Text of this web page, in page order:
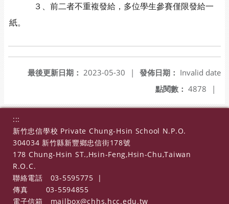
３、前二者不重複發給，多位學生參賽僅限發給一
紙。
發佈日期： Invalid date
最後更新日期： 2023-05-30
|
點閱數： 4878 |
:::
新竹忠信學校 Private Chung-Hsin School N.P.O.
304034 新竹縣新豐鄉忠信街178號
178 Chung-Hsin ST.,Hsin-Feng,Hsin-Chu,Taiwan
R.O.C.
聯絡電話
03-5595775
|
傳真
03-5594855
電子信箱
mailbox@chhs.hcc.edu.tw